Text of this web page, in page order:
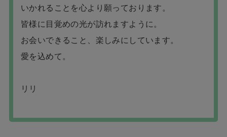
いかれることを心より願っております。
皆様に目覚めの光が訪れますように。
お会いできること、楽しみにしています。
愛を込めて。
リリ